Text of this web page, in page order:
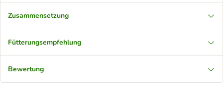
Zusammensetzung
Fütterungsempfehlung
Bewertung